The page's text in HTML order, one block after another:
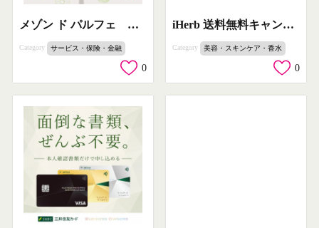
メゾン ド パルフェ フォトジェニック試食イベント
Category サービス・保険・金融
0
iHerb 送料無料キャンペーン（クーポン適用）
Category 美容・スキンケア・香水
0